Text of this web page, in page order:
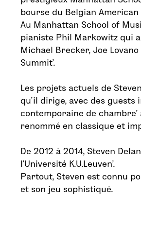
bourse du Belgian American
Au Manhattan School of
pianiste Phil Markowitz qui
Michael Brecker, Joe Lovano
Summit’.
Les projets actuels de
qu’il dirige, avec des guests
contemporaine de
renommé en classique et
De 2012 à 2014, Steven
l’Université K.U.Leuven’.
Partout, Steven est connu
et son jeu sophistiqué.